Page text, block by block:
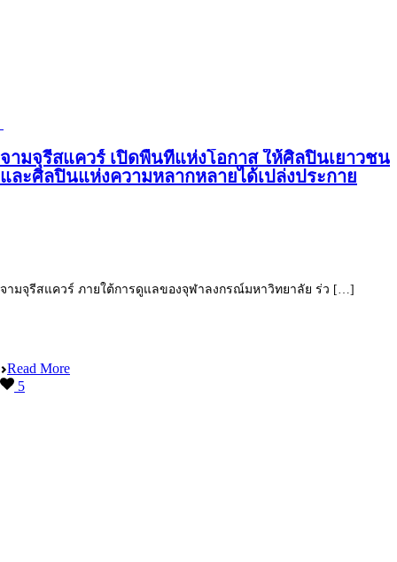
จามจุรีสแควร์ เปิดพื้นที่แห่งโอกาส ให้ศิลปินเยาวชน
และศิลปินแห่งความหลากหลายได้เปล่งประกาย
จามจุรีสแควร์ ภายใต้การดูแลของจุฬาลงกรณ์มหาวิทยาลัย ร่ว […]
Read More
5